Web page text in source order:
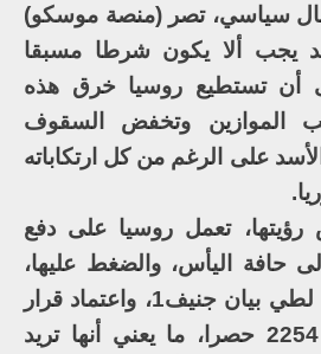
سياسي، تصر (منصة موسكو)
يجب ألا يكون شرطا مسبقا
أن تستطيع روسيا خرق هذه
الموازين وتخفض السقوف
على الرغم من كل ارتكاباته
تعمل روسيا على دفع
حافة اليأس، والضغط عليها،
وعلى الغرب عموما، لطي بيان جنيف1، واعتماد قرار
الأمم المتحدة رقم 2254 حصرا، ما يعني أنها تريد